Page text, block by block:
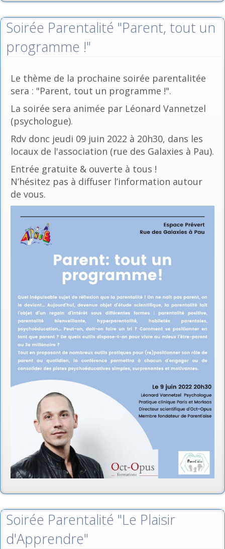
Soirée Parentalité "Parent, tout un
programme !"
Le thème de la prochaine soirée parentalitée
sera : "Parent, tout un programme !".
La soirée sera animée par Léonard Vannetzel
(psychologue).
Rdv donc jeudi 09 juin 2022 à 20h30, dans les
locaux de l'association (rue des Galaxies à Pau).
Entrée gratuite & ouverte à tous !
N’hésitez pas à diffuser l’information autour
de vous.
Soirée Parentalité "Le Plaisir
d'Apprendre"